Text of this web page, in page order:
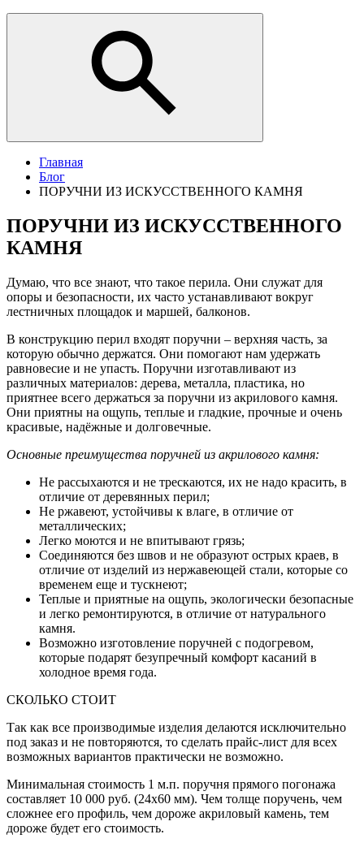
Главная
Блог
ПОРУЧНИ ИЗ ИСКУССТВЕННОГО КАМНЯ
ПОРУЧНИ ИЗ ИСКУССТВЕННОГО
КАМНЯ
Думаю, что все знают, что такое перила. Они служат для
опоры и безопасности, их часто устанавливают вокруг
лестничных площадок и маршей, балконов.
В конструкцию перил входят поручни – верхняя часть, за
которую обычно держатся. Они помогают нам удержать
равновесие и не упасть. Поручни изготавливают из
различных материалов: дерева, металла, пластика, но
приятнее всего держаться за поручни из акрилового камня.
Они приятны на ощупь, теплые и гладкие, прочные и очень
красивые, надёжные и долговечные.
Основные преимущества поручней из акрилового камня:
Не рассыхаются и не трескаются, их не надо красить, в
отличие от деревянных перил;
Не ржавеют, устойчивы к влаге, в отличие от
металлических;
Легко моются и не впитывают грязь;
Соединяются без швов и не образуют острых краев, в
отличие от изделий из нержавеющей стали, которые со
временем еще и тускнеют;
Теплые и приятные на ощупь, экологически безопасные
и легко ремонтируются, в отличие от натурального
камня.
Возможно изготовление поручней с подогревом,
которые подарят безупречный комфорт касаний в
холодное время года.
СКОЛЬКО СТОИТ
Так как все производимые изделия делаются исключительно
под заказ и не повторяются, то сделать прайс-лист для всех
возможных вариантов практически не возможно.
Минимальная стоимость 1 м.п. поручня прямого погонажа
составляет 10 000 руб. (24х60 мм). Чем толще поручень, чем
сложнее его профиль, чем дороже акриловый камень, тем
дороже будет его стоимость.